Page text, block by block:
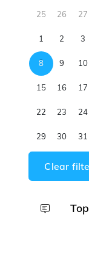
25 26 27
1 2 3
8 9 10
15 16 17
22 23 24
29 30 31
Clear